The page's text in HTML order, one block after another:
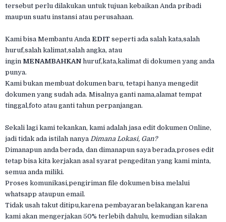
tersebut perlu dilakukan untuk tujuan kebaikan Anda pribadi
maupun suatu instansi atau perusahaan.
Kami bisa Membantu Anda EDIT seperti ada salah kata,salah
huruf,salah kalimat,salah angka, atau
ingin MENAMBAHKAN huruf,kata,kalimat di dokumen yang anda
punya.
Kami bukan membuat dokumen baru, tetapi hanya mengedit
dokumen yang sudah ada. Misalnya ganti nama,alamat tempat
tinggal,foto atau ganti tahun perpanjangan.
Sekali lagi kami tekankan, kami adalah jasa edit dokumen Online,
jadi tidak ada istilah nanya Dimana Lokasi, Gan?
Dimanapun anda berada, dan dimanapun saya berada,proses edit
tetap bisa kita kerjakan asal syarat pengeditan yang kami minta,
semua anda miliki.
Proses komunikasi,pengiriman file dokumen bisa melalui
whatsapp ataupun email.
Tidak usah takut ditipu,karena pembayaran belakangan karena
kami akan mengerjakan 50% terlebih dahulu, kemudian silakan